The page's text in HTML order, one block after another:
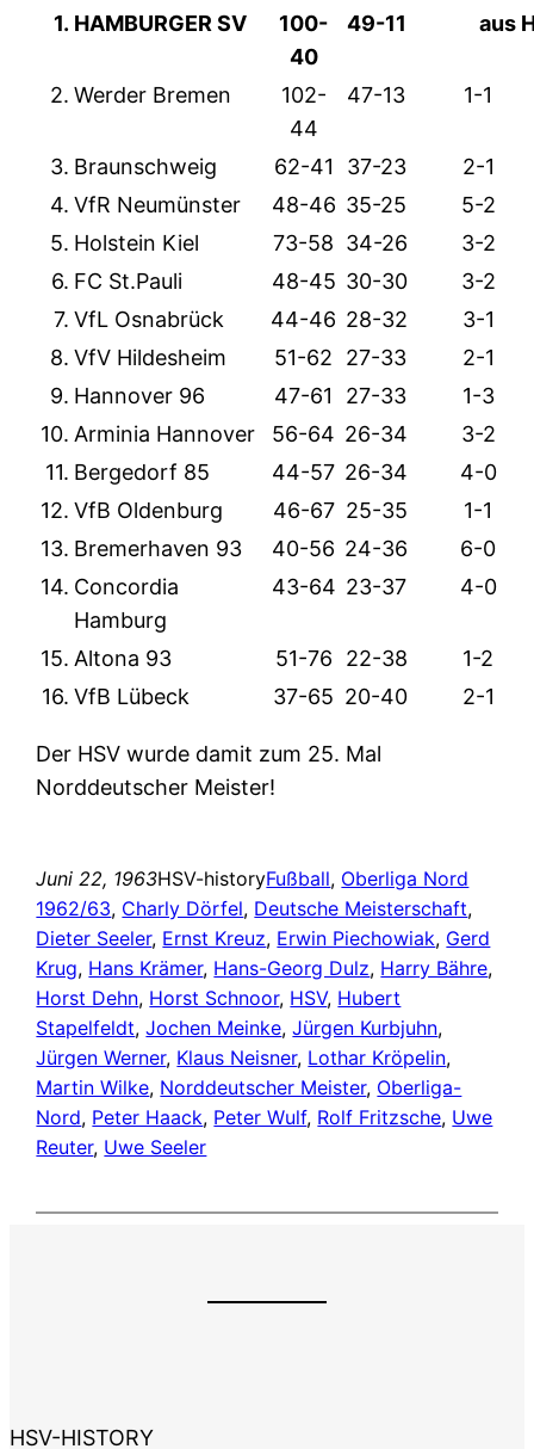
1. HAMBURGER SV
100-
40
49-11 aus
2. Werder Bremen
102-
44
47-13 1-1
3. Braunschweig 62-41 37-23
2-1
4. VfR Neumünster 48-46 35-25
5-2
5. Holstein Kiel 73-58 34-26
3-2
6. FC St.Pauli 48-45 30-30
3-2
7. VfL Osnabrück 44-46 28-32
3-1
8. VfV Hildesheim 51-62 27-33
2-1
9. Hannover 96 47-61 27-33
1-3
10. Arminia Hannover 56-64 26-34
3-2
11. Bergedorf 85 44-57 26-34
4-0
12. VfB Oldenburg 46-67 25-35
1-1
13. Bremerhaven 93 40-56 24-36
6-0
14. Concordia
Hamburg
43-64 23-37 4-0
15. Altona 93 51-76 22-38
1-2
16. VfB Lübeck 37-65 20-40 2-1
Der HSV wurde damit zum 25. Mal
Norddeutscher Meister!
Juni 22, 1963HSV-historyFußball, Oberliga Nord
1962/63, Charly Dörfel, Deutsche Meisterschaft
Dieter Seeler, Ernst Kreuz, Erwin Piechowiak, Gerd
Krug, Hans Krämer, Hans-Georg Dulz, Harry Bähre
Horst Dehn, Horst Schnoor, HSV, Hubert
Stapelfeldt, Jochen Meinke, Jürgen Kurbjuhn
Jürgen Werner, Klaus Neisner, Lothar Kröpelin
Martin Wilke, Norddeutscher Meister, Oberliga-
Nord, Peter Haack, Peter Wulf, Rolf Fritzsche, Uwe
Reuter, Uwe Seeler
HSV-HISTORY